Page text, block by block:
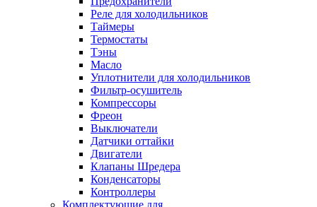
Реле для холодильников
Таймеры
Термостаты
Тэны
Масло
Уплотнители для холодильников
Фильтр-осушитель
Компрессоры
Фреон
Выключатели
Датчики оттайки
Двигатели
Клапаны Шредера
Конденсаторы
Контроллеры
Комплектующие для